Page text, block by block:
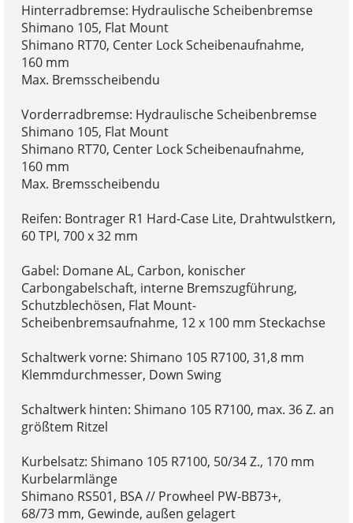
Hinterradbremse: Hydraulische Scheibenbremse
Shimano 105, Flat Mount
Shimano RT70, Center Lock Scheibenaufnahme,
160 mm
Max. Bremsscheibendu
Vorderradbremse: Hydraulische Scheibenbremse
Shimano 105, Flat Mount
Shimano RT70, Center Lock Scheibenaufnahme,
160 mm
Max. Bremsscheibendu
Reifen: Bontrager R1 Hard-Case Lite, Drahtwulstkern,
60 TPI, 700 x 32 mm
Gabel: Domane AL, Carbon, konischer
Carbongabelschaft, interne Bremszugführung,
Schutzblechösen, Flat Mount-
Scheibenbremsaufnahme, 12 x 100 mm Steckachse
Schaltwerk vorne: Shimano 105 R7100, 31,8 mm
Klemmdurchmesser, Down Swing
Schaltwerk hinten: Shimano 105 R7100, max. 36 Z. an
größtem Ritzel
Kurbelsatz: Shimano 105 R7100, 50/34 Z., 170 mm
Kurbelarmlänge
Shimano RS501, BSA // Prowheel PW-BB73+,
68/73 mm, Gewinde, außen gelagert